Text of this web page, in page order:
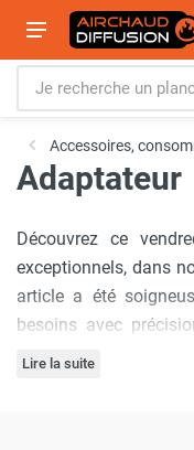
Accessoires,
Adaptateur
Découvrez ce
exceptionnels, dans
article a été
besoins avec
sélectionné les
Lire la suite